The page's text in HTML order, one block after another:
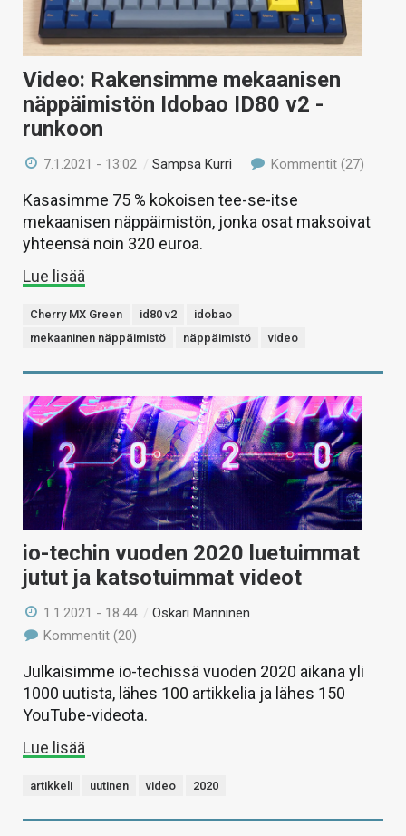
Video: Rakensimme mekaanisen
näppäimistön Idobao ID80 v2 -
runkoon
7.1.2021 - 13:02 /Sampsa Kurri Kommentit (27)
Kasasimme 75 % kokoisen tee-se-itse
mekaanisen näppäimistön, jonka osat maksoivat
yhteensä noin 320 euroa.
Lue lisää
Cherry MX Green id80 v2
idobao
mekaaninen näppäimistö
näppäimistö video
io-techin vuoden 2020 luetuimmat
jutut ja katsotuimmat videot
1.1.2021 - 18:44 /Oskari Manninen
Kommentit (20)
Julkaisimme io-techissä vuoden 2020 aikana yli
1000 uutista, lähes 100 artikkelia ja lähes 150
YouTube-videota.
Lue lisää
artikkeli uutinen video 2020